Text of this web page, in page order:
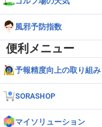
風邪予防指数
便利メニュー
予報精度向上の取り組み
SORASHOP
マイソリューション